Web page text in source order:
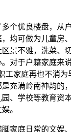
优良楼盘，从户
均可做为儿童房
景不雅，洗菜、
对于户籍家庭来
工家庭再也不消
充满岭南神韵的
、学校等教育资
。
庭日常的文娱、